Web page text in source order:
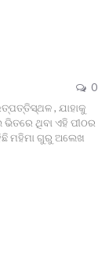
0
, ଯାହାକୁ
ଥିବା ଏହି ପୀଠର
ମହିମା ଗୁରୁ ଅଲେଖ